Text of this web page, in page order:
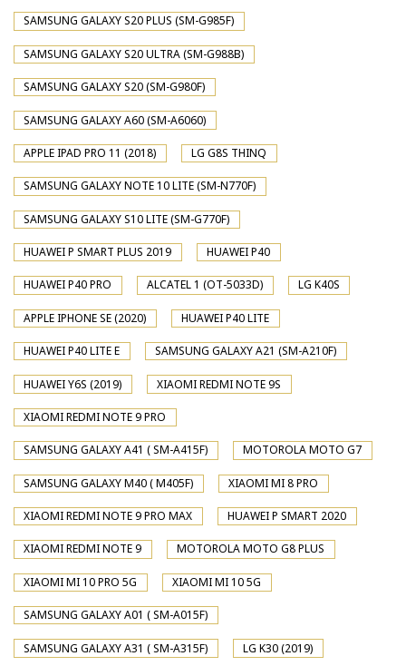
SAMSUNG GALAXY S20 PLUS (SM-G985F)
SAMSUNG GALAXY S20 ULTRA (SM-G988B)
SAMSUNG GALAXY S20 (SM-G980F)
SAMSUNG GALAXY A60 (SM-A6060)
APPLE IPAD PRO 11 (2018) LG G8S THINQ
SAMSUNG GALAXY NOTE 10 LITE (SM-N770F)
SAMSUNG GALAXY S10 LITE (SM-G770F)
HUAWEI P SMART PLUS 2019 HUAWEI P40
HUAWEI P40 PRO ALCATEL 1 (OT-5033D) LG K40S
APPLE IPHONE SE (2020) HUAWEI P40 LITE
HUAWEI P40 LITE E SAMSUNG GALAXY A21 (SM-A210F)
HUAWEI Y6S (2019) XIAOMI REDMI NOTE 9S
XIAOMI REDMI NOTE 9 PRO
SAMSUNG GALAXY A41 ( SM-A415F) MOTOROLA MOTO G7
SAMSUNG GALAXY M40 ( M405F) XIAOMI MI 8 PRO
XIAOMI REDMI NOTE 9 PRO MAX HUAWEI P SMART 2020
XIAOMI REDMI NOTE 9 MOTOROLA MOTO G8 PLUS
XIAOMI MI 10 PRO 5G XIAOMI MI 10 5G
SAMSUNG GALAXY A01 ( SM-A015F)
SAMSUNG GALAXY A31 ( SM-A315F) LG K30 (2019)